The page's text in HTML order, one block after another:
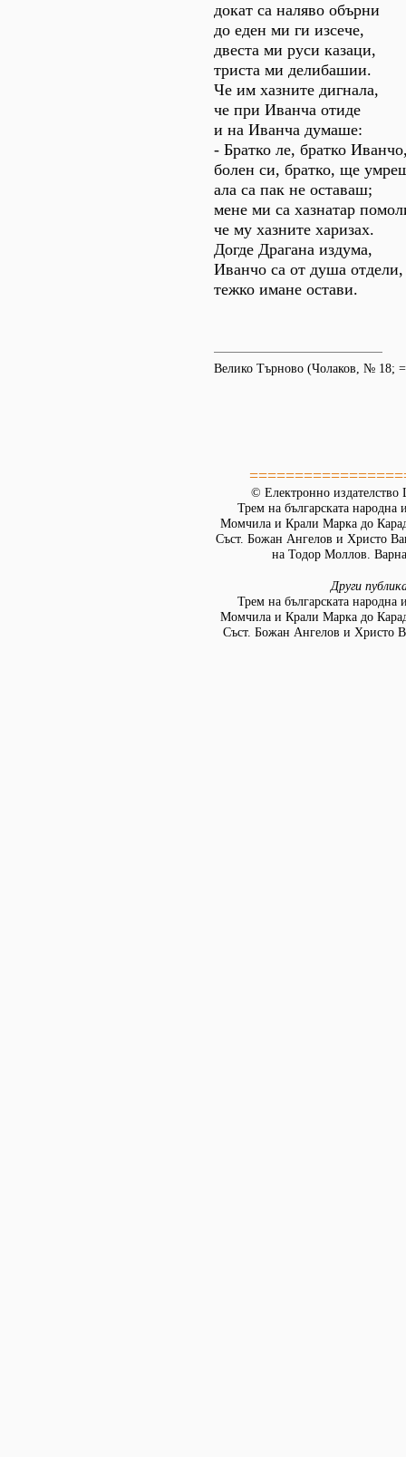
докат са наляво обърни
до еден ми ги изсече,
двеста ми руси казаци,
триста ми делибашии.
Че им хазните дигнала,
че при Иванча отиде
и на Иванча думаше:
- Братко ле, братко
болен си, братко, ще
ала са пак не оставаш;
мене ми са хазнатар
че му хазните харизах.
Догде Драгана издума,
Иванчо са от душа отдели,
тежко имане остави.
Велико Търново (Чолаков, № 18;
© Електронно издателство
Трем на българската народна
Момчила и Крали Марка до
Съст. Божан Ангелов и Христо
на Тодор Моллов.
Други
Трем на българската народна
Момчила и Крали Марка до
Съст. Божан Ангелов и Христо